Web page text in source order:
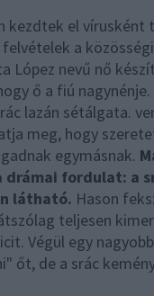
kezdtek el vírusként
a
López nevű nő
ő a fiú nagynénje.
lazán sétálgata.
meg, hogy
egymásnak.
drámai fordulat: a
látható. Hason
teljesen
Végül egy
őt, de a srác